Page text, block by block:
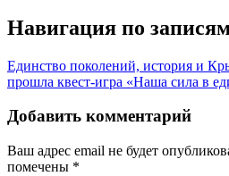
Навигация по
Единство поколений, история и
прошла квест-игра «Наша сила в
Добавить комментарий
Ваш адрес email не будет
помечены *